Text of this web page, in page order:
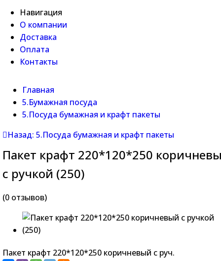
Навигация
О компании
Доставка
Оплата
Контакты
Главная
5.Бумажная посуда
5.Посуда бумажная и крафт пакеты
Назад: 5.Посуда бумажная и крафт пакеты
Пакет крафт 220*120*250
с ручкой (250)
(0 отзывов)
Пакет крафт 220*120*250 коричневый с руч.